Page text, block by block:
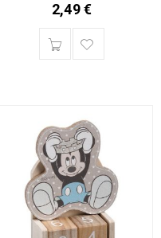
2,49€